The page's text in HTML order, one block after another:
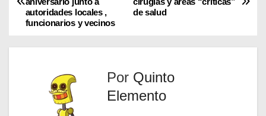
e
r
)
p
de salud
autoridades locales ,
funcionarios y vecinos
Por Quinto
Elemento